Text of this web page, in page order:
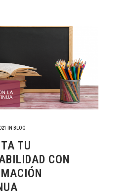
IN BLOG
TU
CON